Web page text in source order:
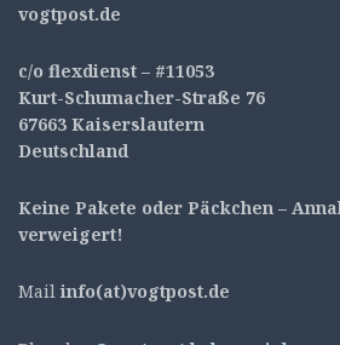
vogtpost.de
c/o flexdienst – #11053
Kurt-Schumacher-Straße 76
67663 Kaiserslautern
Deutschland
Keine Pakete oder Päckchen –
verweigert!
Mail info(at)vogtpost.de